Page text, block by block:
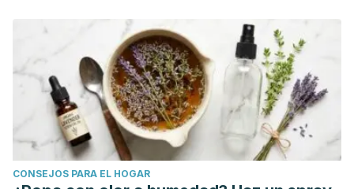
CONSEJOS PARA EL HOGAR